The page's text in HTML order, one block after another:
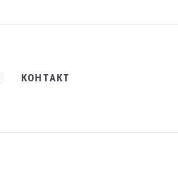
КОНТАКТ